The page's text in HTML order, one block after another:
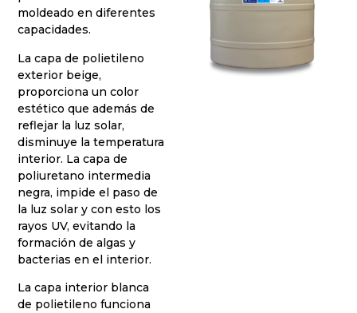
moldeado en diferentes
capacidades.
La capa de polietileno
exterior beige,
proporciona un color
estético que además de
reflejar la luz solar,
disminuye la temperatura
interior. La capa de
poliuretano intermedia
negra, impide el paso de
la luz solar y con esto los
rayos UV, evitando la
formación de algas y
bacterias en el interior.
La capa interior blanca
de polietileno funciona